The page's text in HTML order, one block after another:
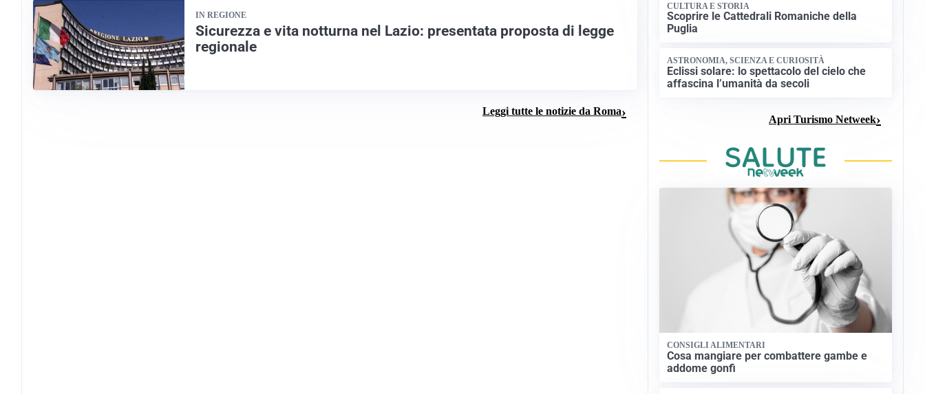
IN REGIONE
Sicurezza e vita notturna nel Lazio: presentata proposta di legge
regionale
Leggi tutte le notizie da Roma
CULTURA E STORIA
Scoprire le Cattedrali Romaniche della
Puglia
ASTRONOMIA, SCIENZA E CURIOSITÀ
Eclissi solare: lo spettacolo del cielo che
affascina l’umanità da secoli
Apri Turismo Netweek
CONSIGLI ALIMENTARI
Cosa mangiare per combattere gambe e
addome gonfi